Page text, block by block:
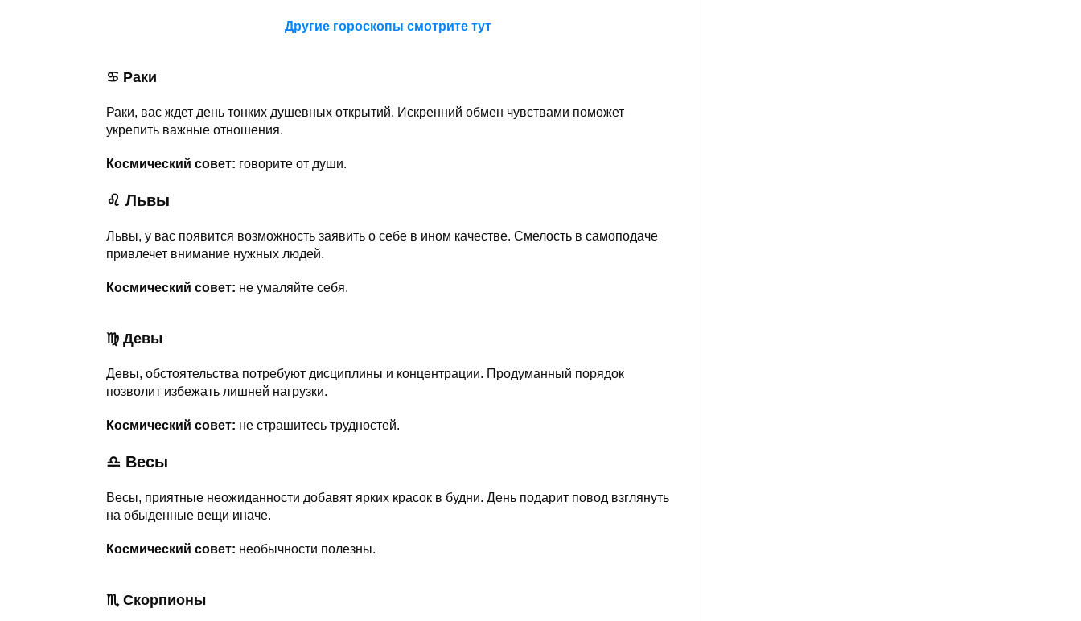
Другие гороскопы смотрите тут
♋ Раки
Раки, вас ждет день тонких душевных открытий. Искренний обмен чувствами поможет
укрепить важные отношения.
Космический совет: говорите от души.
♌ Львы
Львы, у вас появится возможность заявить о себе в ином качестве. Смелость в самоподаче
привлечет внимание нужных людей.
Космический совет: не умаляйте себя.
♍ Девы
Девы, обстоятельства потребуют дисциплины и концентрации. Продуманный порядок
позволит избежать лишней нагрузки.
Космический совет: не страшитесь трудностей.
♎ Весы
Весы, приятные неожиданности добавят ярких красок в будни. День подарит повод взглянуть
на обыденные вещи иначе.
Космический совет: необычности полезны.
♏ Скорпионы